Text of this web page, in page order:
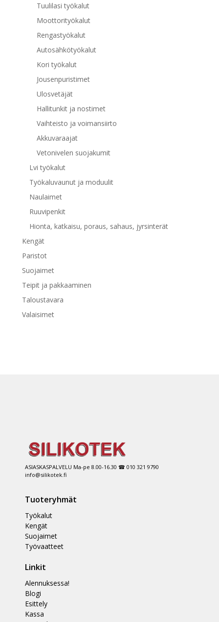
Tuulilasi työkalut
Moottorityökalut
Rengastyökalut
Autosähkötyökalut
Kori työkalut
Jousenpuristimet
Ulosvetäjät
Hallitunkit ja nostimet
Vaihteisto ja voimansiirto
Akkuvaraajat
Vetonivelen suojakumit
Lvi työkalut
Työkaluvaunut ja moduulit
Naulaimet
Ruuvipenkit
Hionta, katkaisu, poraus, sahaus, jyrsinterät
Kengät
Paristot
Suojaimet
Teipit ja pakkaaminen
Taloustavara
Valaisimet
ASIASKASPALVELU Ma-pe 8.00-16.30 ☎ 010 321 9790
info@silikotek.fi
Tuoteryhmät
Työkalut
Kengät
Suojaimet
Työvaatteet
Linkit
Alennuksessa!
Blogi
Esittely
Kassa